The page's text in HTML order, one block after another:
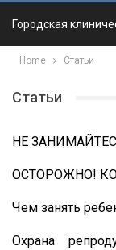
Городская
Home Статьи
Статьи
НЕ
ОСТОРОЖНО!
Чем занять
Охрана